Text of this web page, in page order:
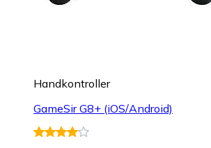
Handkontroller
GameSir G8+ (iOS/Android)